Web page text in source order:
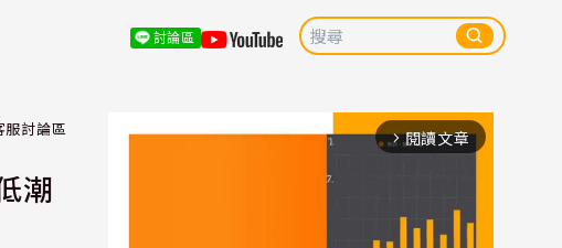
討論區
服討論區
潮
arrow_forward_ios 閱讀文章